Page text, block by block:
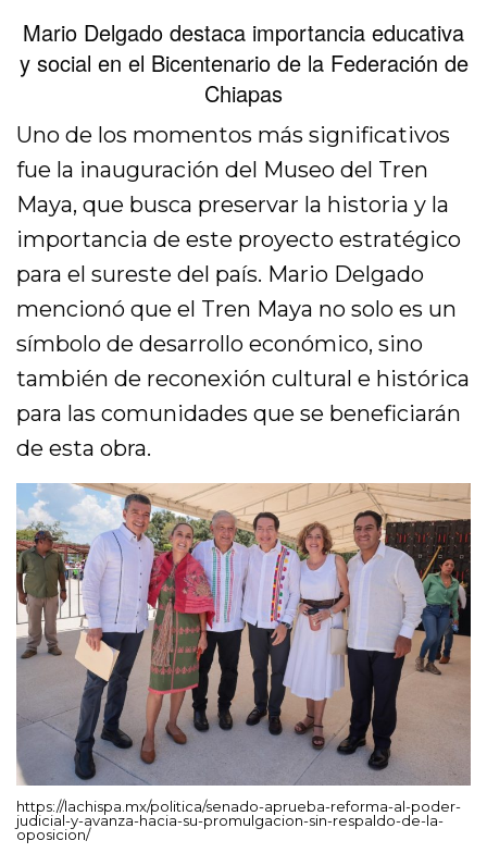
Mario Delgado destaca importancia educativa
y social en el Bicentenario de la Federación de
Chiapas
Uno de los momentos más significativos
fue la inauguración del Museo del Tren
Maya, que busca preservar la historia y la
importancia de este proyecto estratégico
para el sureste del país. Mario Delgado
mencionó que el Tren Maya no solo es un
símbolo de desarrollo económico, sino
también de reconexión cultural e histórica
para las comunidades que se beneficiarán
de esta obra.
https://lachispa.mx/politica/senado-aprueba-reforma-al-poder-
judicial-y-avanza-hacia-su-promulgacion-sin-respaldo-de-la-
oposicion/